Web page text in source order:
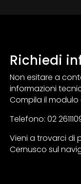
Richiedi
Non esitare a
informazioni
Compila il modulo
Telefono: 02
Vieni a trovarci di
Cernusco sul